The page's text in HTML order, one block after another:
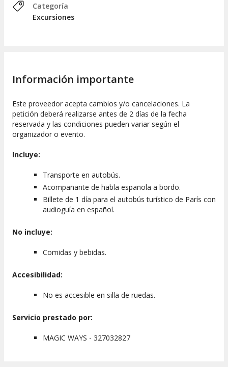
Categoría
Excursiones
Información importante
Este proveedor acepta cambios y/o cancelaciones. La
petición deberá realizarse antes de 2 días de la fecha
reservada y las condiciones pueden variar según el
organizador o evento.
Incluye:
Transporte en autobús.
Acompañante de habla española a bordo.
Billete de 1 día para el autobús turístico de París con
audioguía en español.
No incluye:
Comidas y bebidas.
Accesibilidad:
No es accesible en silla de ruedas.
Servicio prestado por:
MAGIC WAYS - 327032827